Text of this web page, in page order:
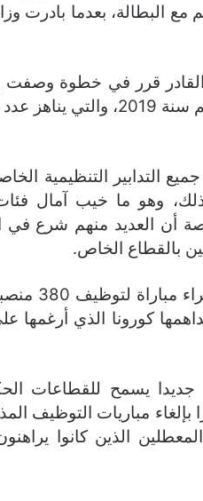
مع البطالة، بعدما بادرت
القادر قرر في خطوة وصفت
التدابير التنظيمية
لذلك، وهو ما خيب آمال
أن العديد منهم شرع في
بالقطاع الخاص.
وكانت الوزارة قد
قبل أن يداهمها كورونا الذي
يسمح للقطاعات
مباريات التوظيف
الذين كانوا